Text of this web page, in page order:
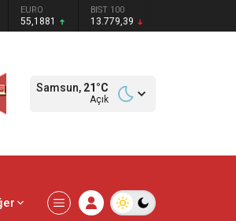
EURO
55,1881
BIST 100
13.779,39
Samsun, 21 °C
Açık